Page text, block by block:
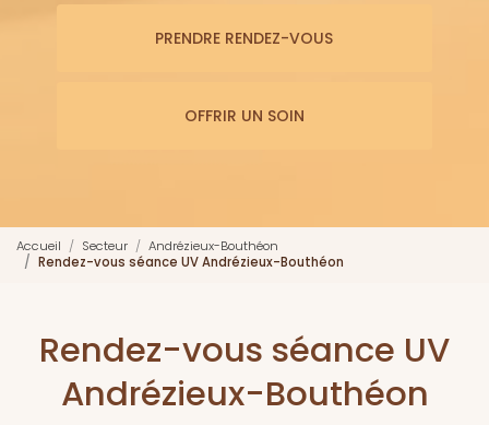
PRENDRE RENDEZ-VOUS
OFFRIR UN SOIN
Accueil Secteur
Andrézieux-Bouthéon
Rendez-vous séance UV Andrézieux-Bouthéon
Rendez-vous séance UV
Andrézieux-Bouthéon